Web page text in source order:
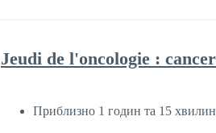
Jeudi de l'oncologie :
Приблизно 1 годин та 15 хвилин